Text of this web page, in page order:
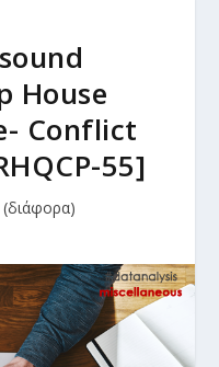
House
Conflict
55]
(διάφορα)